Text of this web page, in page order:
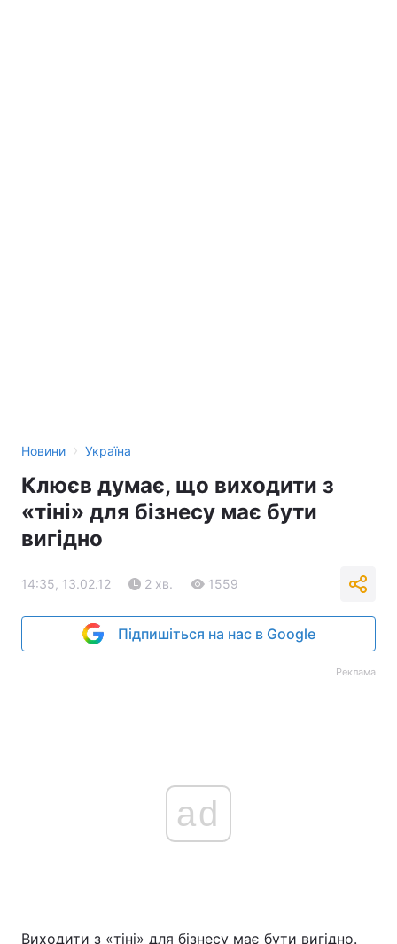
Новини › Україна
Клюєв думає, що виходити з
«тіні» для бізнесу має бути
вигідно
14:35, 13.02.12 2 хв. 1559
Підпишіться на нас в Google
Реклама
ad
Виходити з «тіні» для бізнесу має бути вигідно.